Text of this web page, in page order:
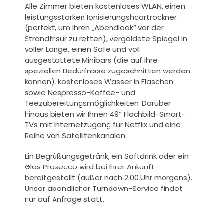
Alle Zimmer bieten kostenloses WLAN, einen
leistungsstarken Ionisierungshaartrockner
(perfekt, um Ihren „Abendlook“ vor der
Strandfrisur zu retten), vergoldete Spiegel in
voller Länge, einen Safe und voll
ausgestattete Minibars (die auf Ihre
speziellen Bedürfnisse zugeschnitten werden
können), kostenloses Wasser in Flaschen
sowie Nespresso-Kaffee- und
Teezubereitungsmöglichkeiten. Darüber
hinaus bieten wir Ihnen 49“ Flachbild-Smart-
TVs mit Internetzugang für Netflix und eine
Reihe von Satellitenkanälen.
Ein Begrüßungsgetränk, ein Softdrink oder ein
Glas Prosecco wird bei Ihrer Ankunft
bereitgestellt (außer nach 2.00 Uhr morgens).
Unser abendlicher Turndown-Service findet
nur auf Anfrage statt.